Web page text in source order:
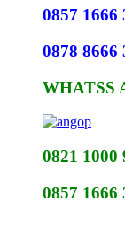
0857 1666
0878 8666
WHATSS
0821 1000
0857 1666